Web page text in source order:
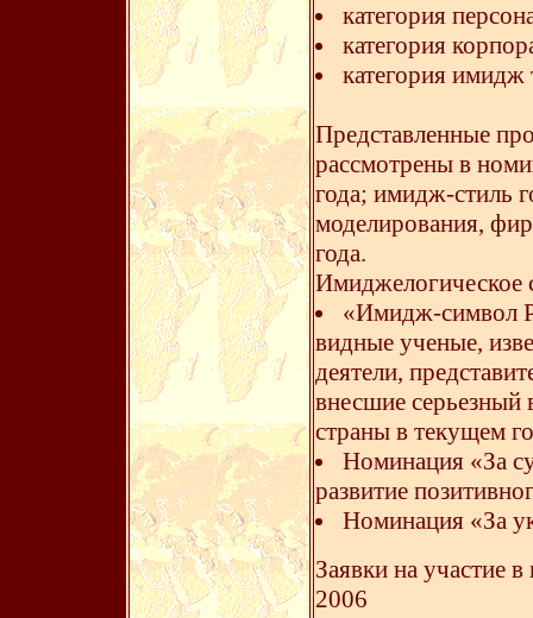
категория
категория
категория имидж
Представленные
рассмотрены в
года; имидж-стиль
моделирования,
года.
Имиджелогическое
«Имидж-символ
видные ученые,
деятели,
внесшие серьезный
страны в текущем
Номинация «За
развитие
Номинация «За
Заявки на участие
2006